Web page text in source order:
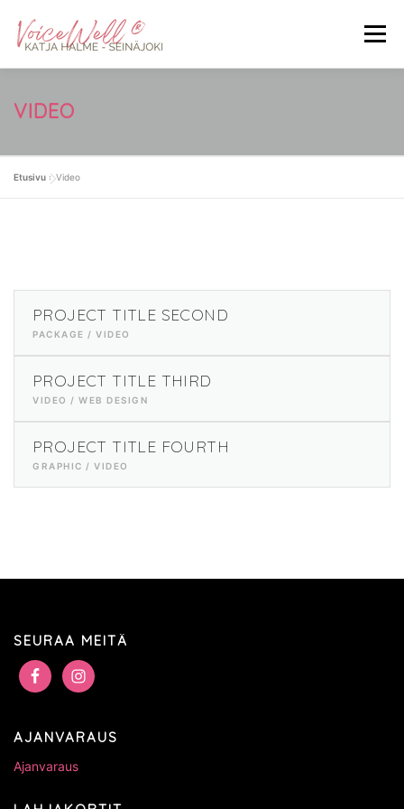
sisältöön
Valikko
ETUSIVU
VIDEO
Etusivu »Video
PROJECT TITLE SECOND
PACKAGE / VIDEO
PROJECT TITLE THIRD
VIDEO / WEB DESIGN
PROJECT TITLE FOURTH
GRAPHIC / VIDEO
SEURAA MEITÄ
AJANVARAUS
Ajanvaraus